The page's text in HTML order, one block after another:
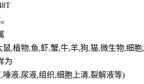
鼠,植物,鱼,虾,蟹,牛,羊,狗,猫,微生物,细
为
唾液,尿液,组织,细胞上清,裂解液等)